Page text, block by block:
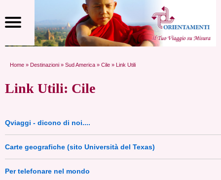
Home » Destinazioni » Sud America » Cile » Link Utili
Link Utili: Cile
Qviaggi - dicono di noi....
Carte geografiche (sito Università del Texas)
Per telefonare nel mondo